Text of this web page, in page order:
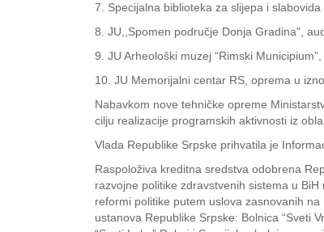
7. Specijalna biblioteka za slijepa i
8. JU,,Spomen područje Donja Gradina",
9. JU Arheološki muzej “Rimski
10. JU Memorijalni centar RS, oprema u
Nabavkom nove tehničke opreme
cilju realizacije programskih aktivnosti iz
Vlada Republike Srpske prihvatila je
Raspoloživa kreditna sredstva odobrena
razvojne politike zdravstvenih sistema u
reformi politike putem uslova zasnovanih
ustanova Republike Srpske: Bolnica “Sveti